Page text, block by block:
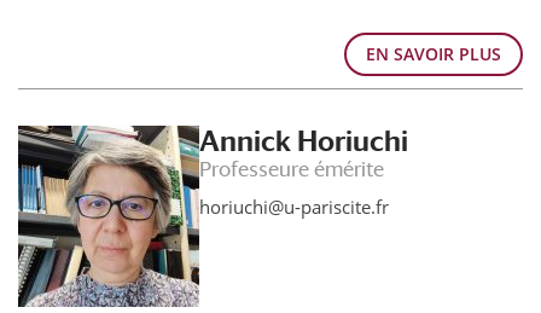
EN SAVOIR PLUS
Annick Horiuchi
Professeure émérite
horiuchi@u-pariscite.fr